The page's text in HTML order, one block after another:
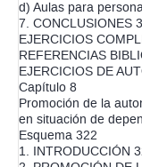
d) Aulas para
7. CONCLUSIONES
EJERCICIOS
REFERENCIAS
EJERCICIOS DE
Capítulo 8
Promoción de la
en situación de
Esquema 322
1. INTRODUCCIÓN